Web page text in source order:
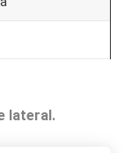
lateral.